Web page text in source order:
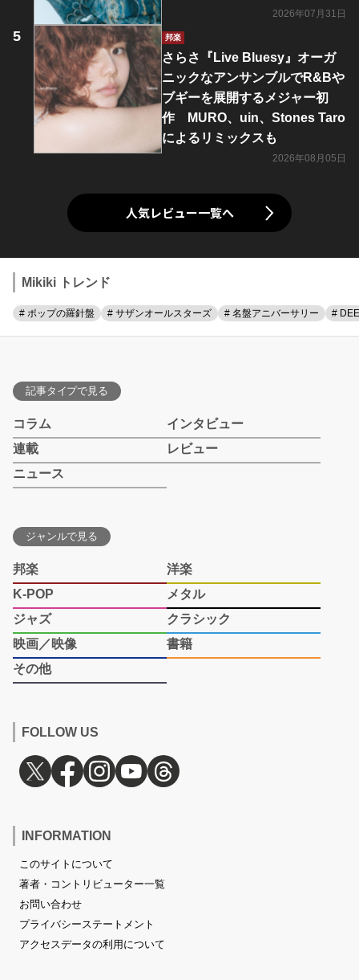
2026年07月31日
邦楽
さらさ『Live Bluesy』オーガ
ニックなアンサンブルでR&Bや
ブギーを展開するメジャー初
作 MURO、uin、Stones Taro
によるリミックスも
2026年08月05日
人気レビュー一覧へ
Mikiki トレンド
# ポップの羅針盤 # サザンオールスターズ # 名盤アニバーサリー #
記事タイプで見る
コラム
インタビュー
連載
レビュー
ニュース
ジャンルで見る
邦楽
洋楽
K-POP
メタル
ジャズ
クラシック
映画／映像
書籍
その他
FOLLOW US
INFORMATION
このサイトについて
著者・コントリビューター一覧
お問い合わせ
プライバシーステートメント
アクセスデータの利用について